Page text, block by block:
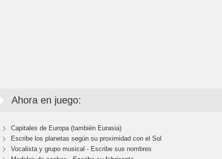
Ahora en juego:
Capitales de Europa (también Eurasia)
Escribe los planetas según su proximidad con el Sol
Vocalista y grupo musical - Escribe sus nombres